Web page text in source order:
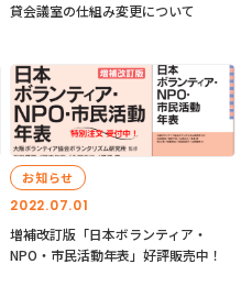
貸会議室の仕組み変更について
2022.07.01
お知らせ
増補改訂版「日本ボランティア・
NPO・市民活動年表」好評販売中！